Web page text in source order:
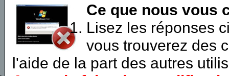
Ce que nous vous
Lisez les réponses
vous trouverez des
l'aide de la part des autres